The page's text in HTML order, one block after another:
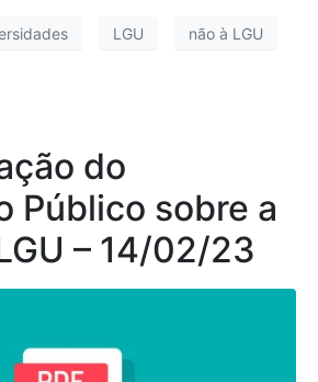
LGU não à LGU
do
Público sobre a
– 14/02/23